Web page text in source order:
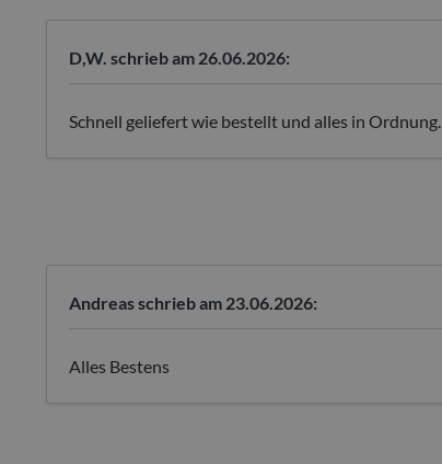
D,W. schrieb am 26.06.2026:
Schnell geliefert wie bestellt und alles in Ordnung.
Andreasschrieb am 23.06.2026:
Alles Bestens